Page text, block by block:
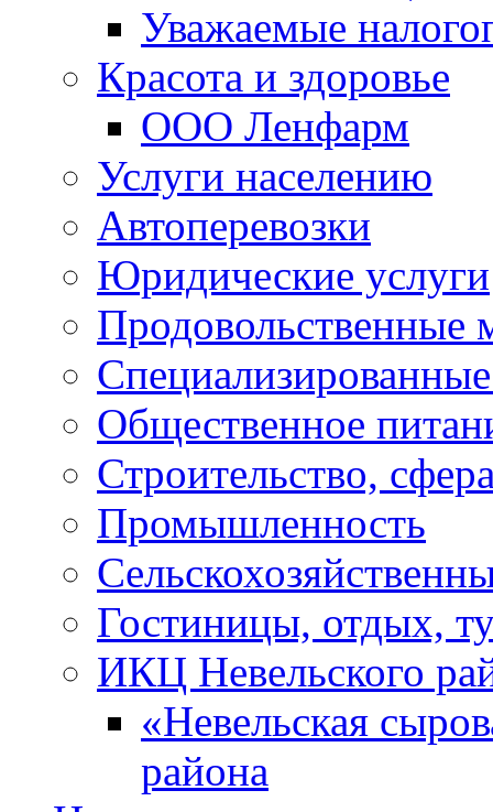
Уважаемые
Красота и здоровье
ООО Ленфарм
Услуги населению
Автоперевозки
Юридические услуги
Продовольственные
Общественное
Строительство,
Промышленность
Гостиницы, отдых,
ИКЦ Невельского
«Невельская
района